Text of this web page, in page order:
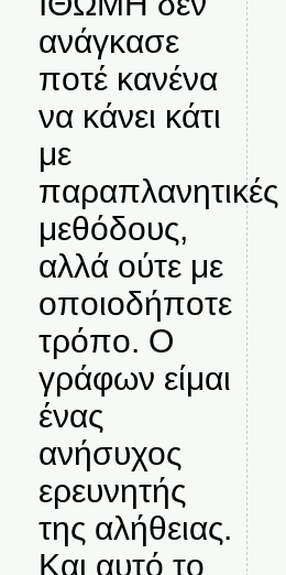
ανάγκασε
ποτέ κανένα
να κάνει κάτι
με
παραπλανητικές
μεθόδους,
αλλά ούτε με
οποιοδήποτε
τρόπο. Ο
γράφων είμαι
ένας
ανήσυχος
ερευνητής
της αλήθειας.
Και αυτό το